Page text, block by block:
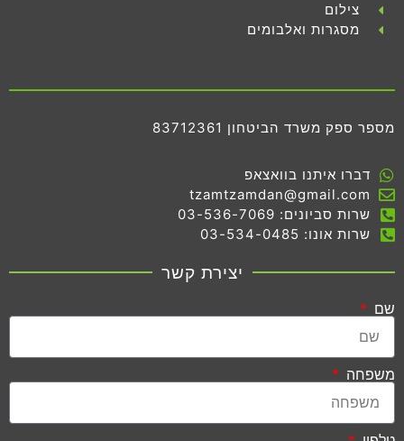
צילום
מסגרות ואלבומים
מספר ספק משרד הביטחון 83712361
דברו איתנו בוואצאפ
tzamtzamdan@gmail.com
שרות סביונים: 03-536-7069
שרות אונו: 03-534-0485
יצירת קשר
שם
משפחה